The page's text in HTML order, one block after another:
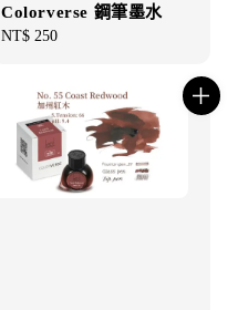
Colorverse 鋼筆墨水
Regular
NT$ 250